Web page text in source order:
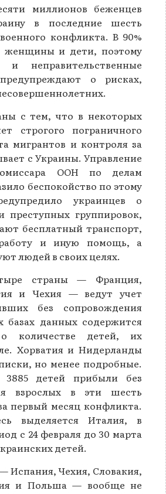
миллионов беженцев
в последние шесть
конфликта. В 90%
женщины и дети, поэтому
и неправительственные
о рисках,
с тем, что в некоторых
строгого пограничного
мигрантов и контроля за
с Украины. Управление
ООН по делам
беспокойство по этому
украинцев о
преступных группировок,
бесплатный транспорт,
и иную помощь, а
людей в своих целях.
страны — Франция,
и Чехия — ведут учет
без сопровождения
базах данных содержится
количестве детей, их
Хорватия и Нидерланды
но менее подробные.
детей прибыли без
взрослых в эти шесть
первый месяц конфликта.
выделяется Италия, в
с 24 февраля до 30 марта
детей.
Испания, Чехия, Словакия,
и Польша — вообще не